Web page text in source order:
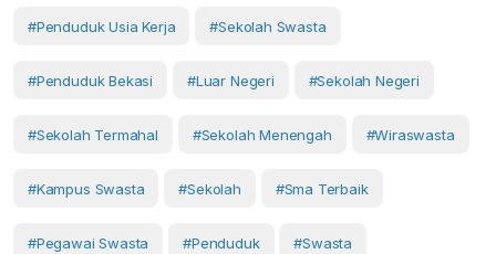
#penduduk Usia Kerja #sekolah Swasta
#penduduk Bekasi #luar Negeri #sekolah Negeri
#sekolah Termahal #sekolah Menengah #wiraswasta
#kampus Swasta #Sekolah #sma Terbaik
#pegawai Swasta #Penduduk #Swasta